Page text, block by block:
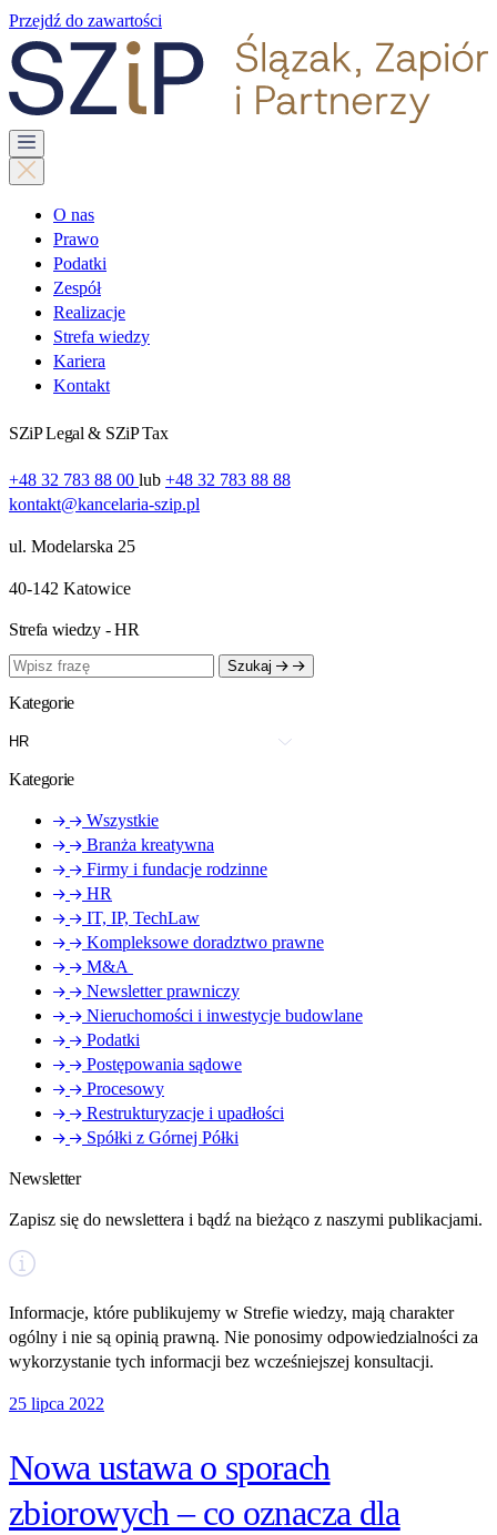
Przejdź do zawartości
O nas
Prawo
Podatki
Zespół
Realizacje
Strefa wiedzy
Kariera
Kontakt
SZiP Legal & SZiP Tax
+48 32 783 88 00 lub +48 32 783 88 88
kontakt@kancelaria-szip.pl
ul. Modelarska 25
40‑142 Katowice
Strefa wiedzy - HR
Szukaj
Kategorie
Kategorie
Wszystkie
Branża kreatywna
Firmy i fundacje rodzinne
HR
IT, IP, TechLaw
Kompleksowe doradztwo prawne
M&A
Newsletter prawniczy
Nieruchomości i inwestycje budowlane
Podatki
Postępowania sądowe
Procesowy
Restrukturyzacje i upadłości
Spółki z Górnej Półki
Newsletter
Zapisz się do newslettera i bądź na bieżąco z naszymi publikacjami.
Informacje, które publikujemy w Strefie wiedzy, mają charakter
ogólny i nie są opinią prawną. Nie ponosimy odpowiedzialności za
wykorzystanie tych informacji bez wcześniejszej konsultacji.
25 lipca 2022
Nowa ustawa o sporach
zbiorowych – co oznacza dla